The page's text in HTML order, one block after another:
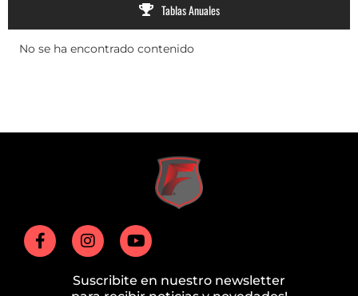
Tablas Anuales
No se ha encontrado contenido
Suscribite en nuestro newsletter